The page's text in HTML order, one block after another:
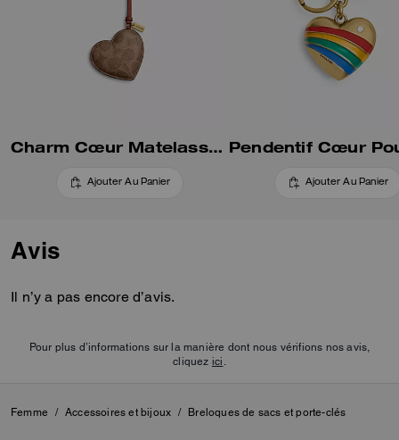
Charm Cœur Matelassé En Toile Signature
Ajouter Au Panier Ajouter Au Panier
Avis
Il n’y a pas encore d’avis.
Pour plus d’informations sur la manière dont nous vérifions nos avis,
cliquez ici
Femme / Accessoires et bijoux / Breloques de sacs et porte-clés